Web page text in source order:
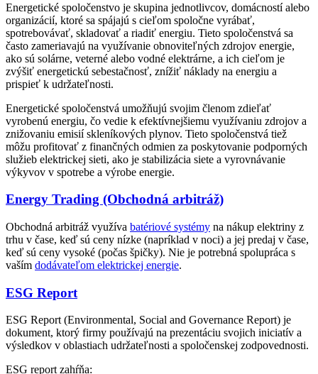
Energetické spoločenstvo je skupina jednotlivcov, domácností alebo
organizácií, ktoré sa spájajú s cieľom spoločne vyrábať,
spotrebovávať, skladovať a riadiť energiu. Tieto spoločenstvá sa
často zameriavajú na využívanie obnoviteľných zdrojov energie,
ako sú solárne, veterné alebo vodné elektrárne, a ich cieľom je
zvýšiť energetickú sebestačnosť, znížiť náklady na energiu a
prispieť k udržateľnosti.
Energetické spoločenstvá umožňujú svojim členom zdieľať
vyrobenú energiu, čo vedie k efektívnejšiemu využívaniu zdrojov a
znižovaniu emisií skleníkových plynov. Tieto spoločenstvá tiež
môžu profitovať z finančných odmien za poskytovanie podporných
služieb elektrickej sieti, ako je stabilizácia siete a vyrovnávanie
výkyvov v spotrebe a výrobe energie.
Energy Trading (Obchodná arbitráž)
Obchodná arbitráž využíva batériové systémy na nákup elektriny z
trhu v čase, keď sú ceny nízke (napríklad v noci) a jej predaj v čase,
keď sú ceny vysoké (počas špičky). Nie je potrebná spolupráca s
vaším dodávateľom elektrickej energie.
ESG Report
ESG Report (Environmental, Social and Governance Report) je
dokument, ktorý firmy používajú na prezentáciu svojich iniciatív a
výsledkov v oblastiach udržateľnosti a spoločenskej zodpovednosti.
ESG report zahŕňa: